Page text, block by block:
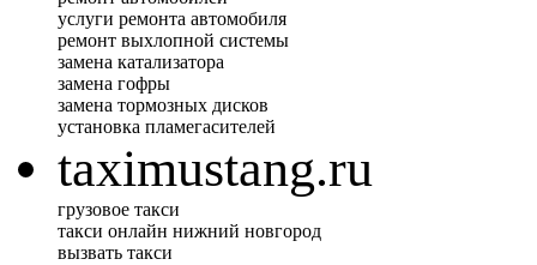
услуги ремонта автомобиля
ремонт выхлопной системы
замена катализатора
замена гофры
замена тормозных дисков
установка пламегасителей
taximustang.ru
грузовое такси
такси онлайн нижний новгород
вызвать такси